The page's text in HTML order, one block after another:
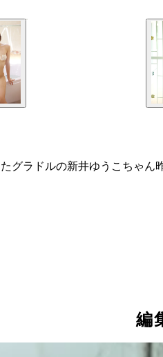
グラドルの新井ゆうこちゃ
編